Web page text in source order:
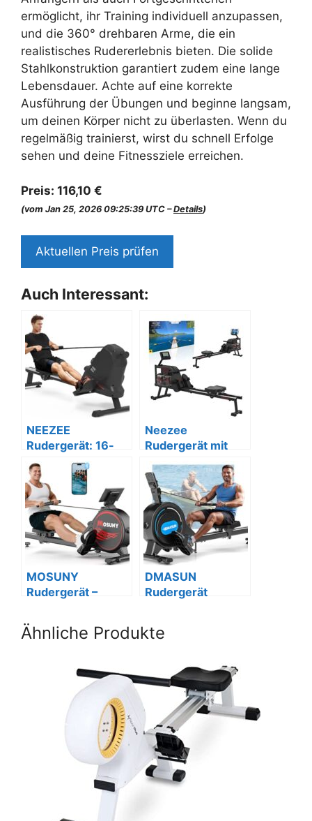
ermöglicht, ihr Training individuell anzupassen,
und die 360° drehbaren Arme, die ein
realistisches Rudererlebnis bieten. Die solide
Stahlkonstruktion garantiert zudem eine lange
Lebensdauer. Achte auf eine korrekte
Ausführung der Übungen und beginne langsam,
um deinen Körper nicht zu überlasten. Wenn du
regelmäßig trainierst, wirst du schnell Erfolge
sehen und deine Fitnessziele erreichen.
Preis: 116,10 €
(vom Jan 25, 2026 09:25:39 UTC –Details)
Aktuellen Preis prüfen
Auch Interessant:
NEEZEE
Rudergerät: 16-
stufig, kompakt,
leise, LCD-Display
Neezee
Rudergerät mit
Wasserwiderstand
und Tabletständer
MOSUNY
Rudergerät –
App
DMASUN
Rudergerät
Ähnliche Produkte